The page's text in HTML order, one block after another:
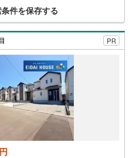
様連れのご家族様で是非お越しくださ
～18:00（定休日火・水曜日※店舗によ
ご案内も可能ですので、どうぞお気軽
い！
件を保存する
PR